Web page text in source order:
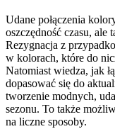
Udane połączenia
oszczędność czasu, ale
Rezygnacja z
w kolorach, które do
Natomiast wiedza, jak
dopasować się do
tworzenie modnych,
sezonu. To także
na liczne sposoby.